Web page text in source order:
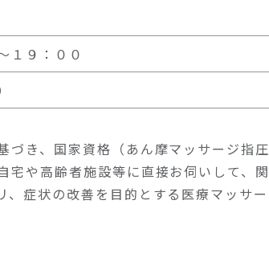
１９：００
づき、国家資格（あん摩マッサージ指圧
宅や高齢者施設等に直接お伺いして、関
症状の改善を目的とする医療マッサー